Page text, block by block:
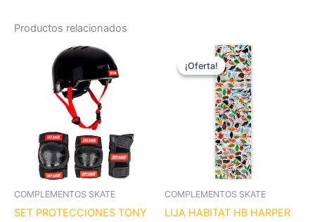
Productos relacionados
COMPLEMENTOS SKATE
SET PROTECCIONES TONY
producto¡Oferta!
¡Oferta!
COMPLEMENTOS SKATE
LIJA HABITAT HB HARPER
precio
original
era:
12,00 €.
El
precio
actual
es:
9,00 €.